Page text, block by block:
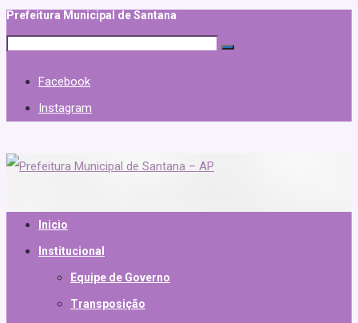
Prefeitura Municipal de Santana
Facebook
Instagram
Inicio
Institucional
Equipe de Governo
Transposição